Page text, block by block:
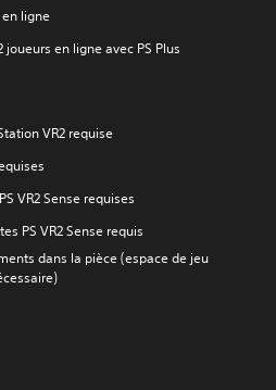
en ligne
en ligne avec PS Plus
VR2 requise
VR2 Sense requises
PS VR2 Sense requis
dans la pièce (espace de jeu